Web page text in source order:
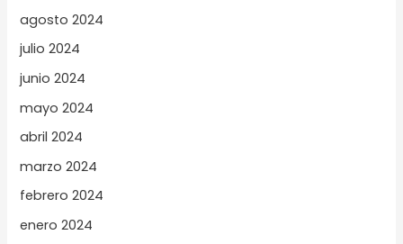
agosto 2024
julio 2024
junio 2024
mayo 2024
abril 2024
marzo 2024
febrero 2024
enero 2024